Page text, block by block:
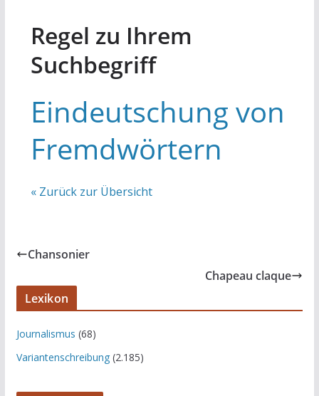
Regel zu Ihrem
Suchbegriff
Eindeutschung von
Fremdwörtern
« Zurück zur Übersicht
Chansonier
Chapeau claque
Lexikon
Journalismus (68)
Variantenschreibung(2.185)